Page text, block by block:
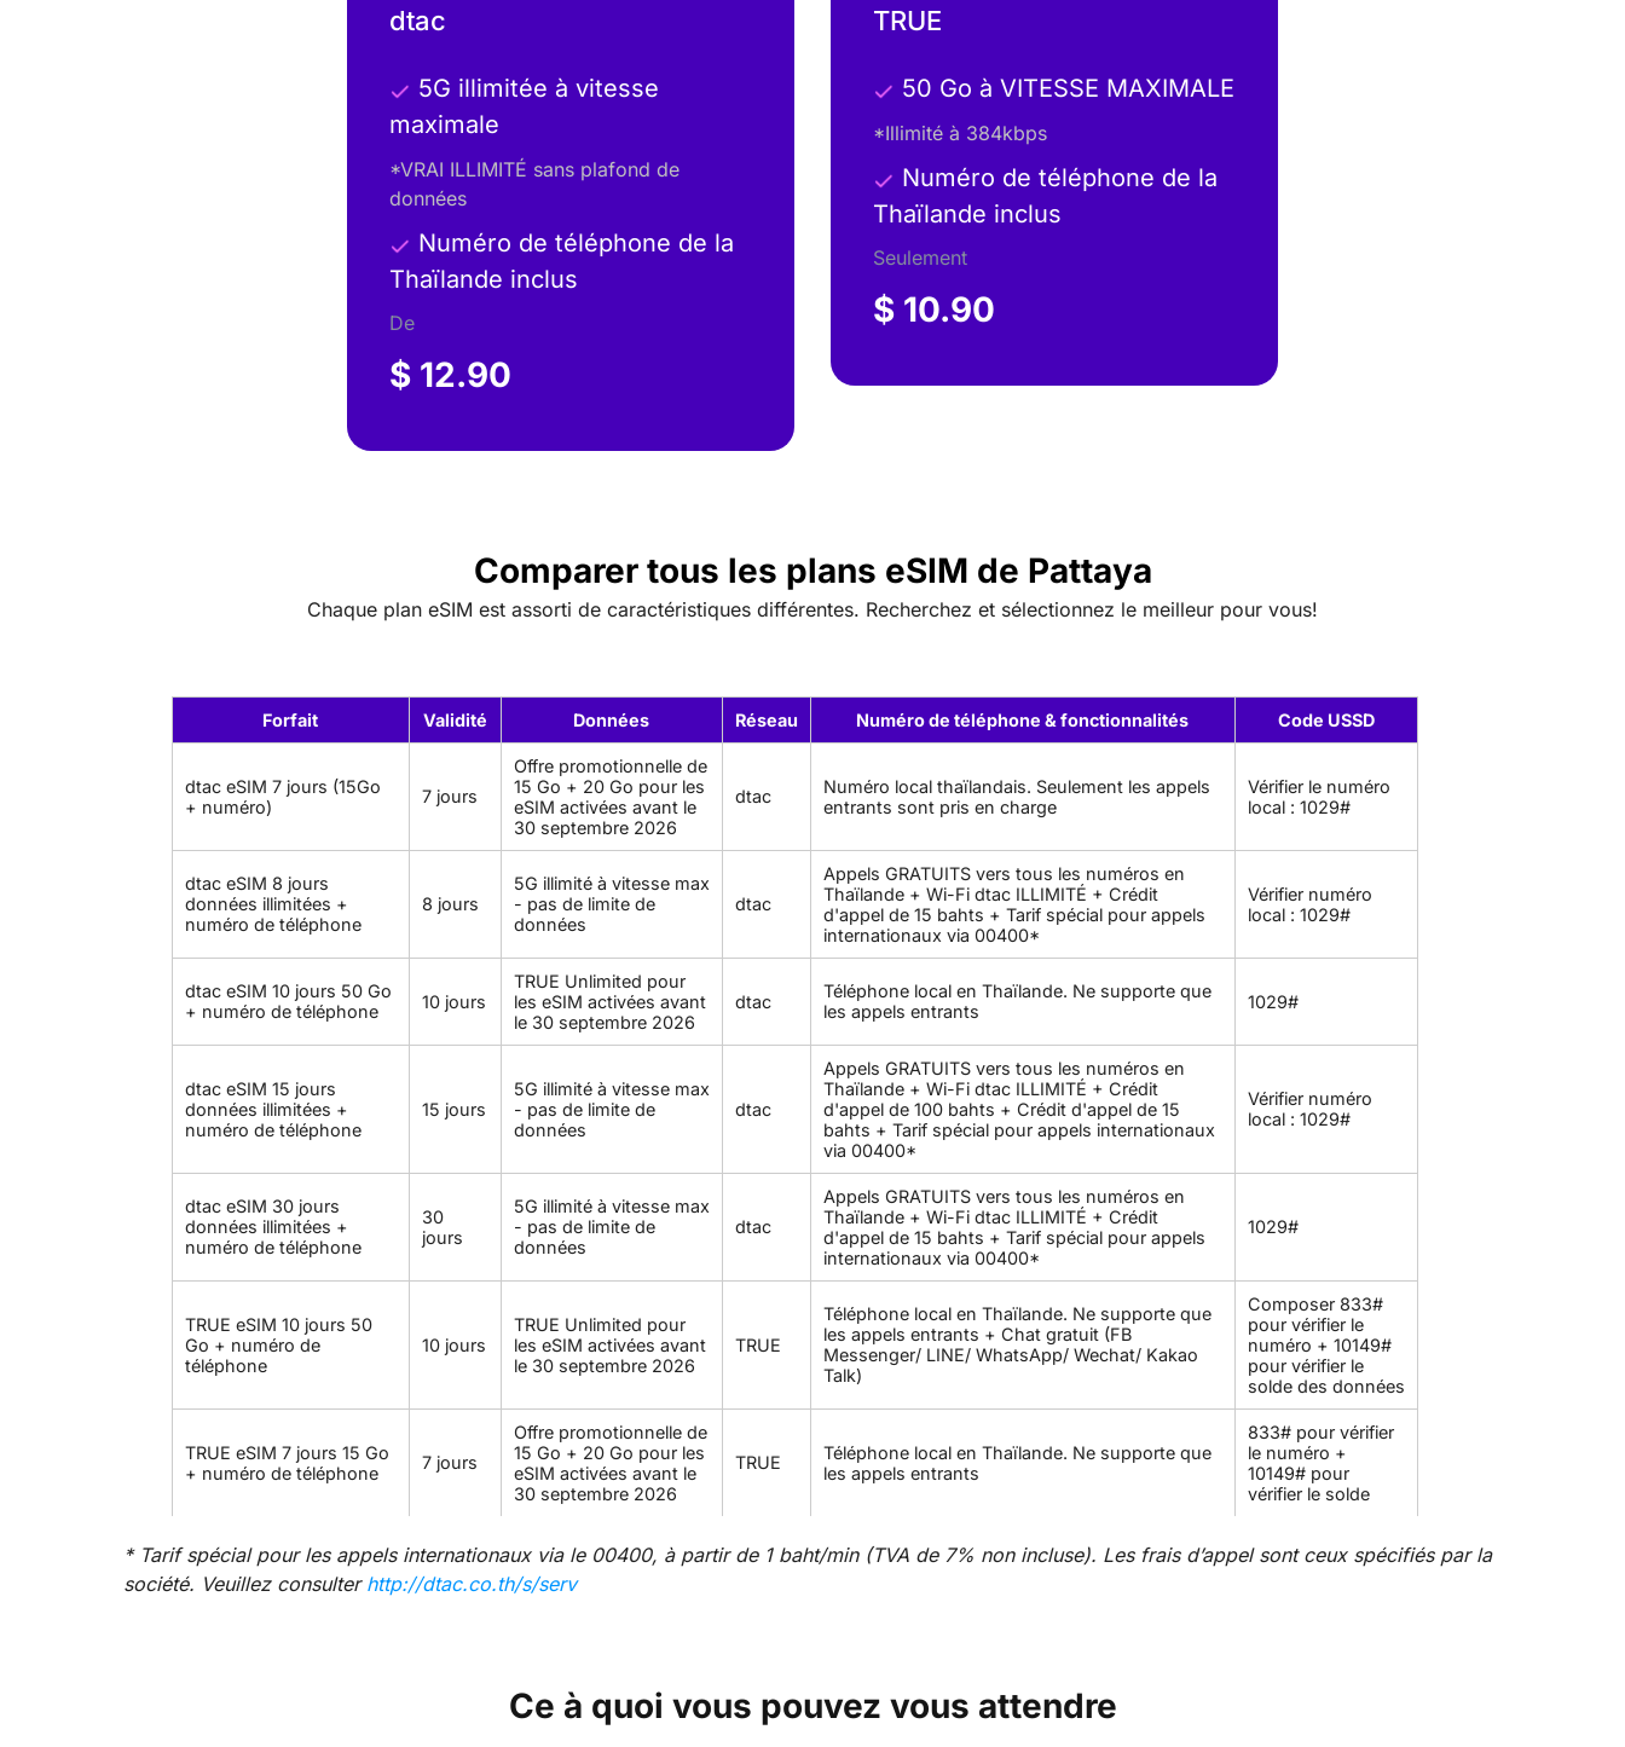
dtac
5G illimitée à vitesse
maximale
*VRAI ILLIMITÉ sans plafond de
données
Numéro de téléphone de la
Thaïlande inclus
De
$ 12.90
TRUE
50 Go à VITESSE MAXIMALE
*Illimité à 384kbps
Numéro de téléphone de la
Thaïlande inclus
Seulement
$ 10.90
Comparer tous les plans eSIM de Pattaya
Chaque plan eSIM est assorti de caractéristiques différentes. Recherchez et sélectionnez le meilleur pour vous!
Forfait Validité Données Réseau Numéro de téléphone & fonctionnalités Code USSD
dtac eSIM 7 jours (15Go
+ numéro)
7 jours
Offre promotionnelle de
15 Go + 20 Go pour les
eSIM activées avant le
30 septembre 2026
dtac
Numéro local thaïlandais. Seulement les appels
entrants sont pris en charge
Vérifier le numéro
local : 1029#
dtac eSIM 8 jours
données illimitées +
numéro de téléphone
8 jours
5G illimité à vitesse max
- pas de limite de
données
dtac
Appels GRATUITS vers tous les numéros en
Thaïlande + Wi-Fi dtac ILLIMITÉ + Crédit
d'appel de 15 bahts + Tarif spécial pour appels
internationaux via 00400*
Vérifier numéro
local : 1029#
dtac eSIM 10 jours 50 Go
+ numéro de téléphone
10 jours
TRUE Unlimited pour
les eSIM activées avant
le 30 septembre 2026
dtac
Téléphone local en Thaïlande. Ne supporte que
les appels entrants
1029#
dtac eSIM 15 jours
données illimitées +
numéro de téléphone
15 jours
5G illimité à vitesse max
- pas de limite de
données
dtac
Appels GRATUITS vers tous les numéros en
Thaïlande + Wi-Fi dtac ILLIMITÉ + Crédit
d'appel de 100 bahts + Crédit d'appel de 15
bahts + Tarif spécial pour appels internationaux
via 00400*
Vérifier numéro
local : 1029#
dtac eSIM 30 jours
données illimitées +
numéro de téléphone
30
jours
5G illimité à vitesse max
- pas de limite de
données
dtac
Appels GRATUITS vers tous les numéros en
Thaïlande + Wi-Fi dtac ILLIMITÉ + Crédit
d'appel de 15 bahts + Tarif spécial pour appels
internationaux via 00400*
1029#
TRUE eSIM 10 jours 50
Go + numéro de
téléphone
10 jours
TRUE Unlimited pour
les eSIM activées avant
le 30 septembre 2026
TRUE
Téléphone local en Thaïlande. Ne supporte que
les appels entrants + Chat gratuit (FB
Messenger/ LINE/ WhatsApp/ Wechat/ Kakao
Talk)
Composer 833#
pour vérifier le
numéro + 10149#
pour vérifier le
solde des données
TRUE eSIM 7 jours 15 Go
+ numéro de téléphone
7 jours
Offre promotionnelle de
15 Go + 20 Go pour les
eSIM activées avant le
30 septembre 2026
TRUE
Téléphone local en Thaïlande. Ne supporte que
les appels entrants
833# pour vérifier
le numéro +
10149# pour
vérifier le solde
* Tarif spécial pour les appels internationaux via le 00400, à partir de 1 baht/min (TVA de 7% non incluse). Les frais d’appel sont ceux spécifiés par la
société. Veuillez consulter http://dtac.co.th/s/serv
Ce à quoi vous pouvez vous attendre